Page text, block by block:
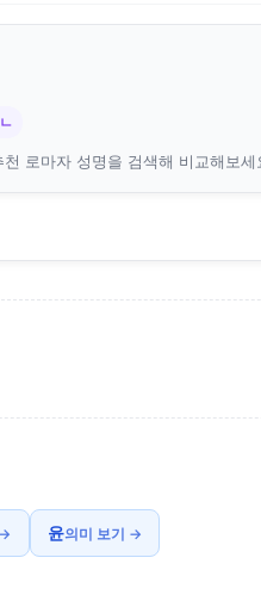
천 로마자 성명을 검색해 비교해보세
윤의미 보기 →